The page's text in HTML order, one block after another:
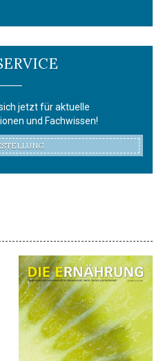
jetzt für aktuelle
und Fachwissen!